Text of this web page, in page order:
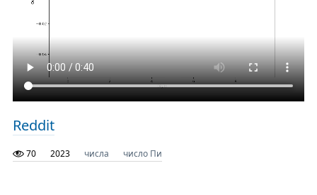
Reddit
70 2023 числа число Пи